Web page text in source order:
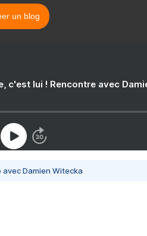
un blog
c'est lui ! Rencontre avec
Damien Witecka